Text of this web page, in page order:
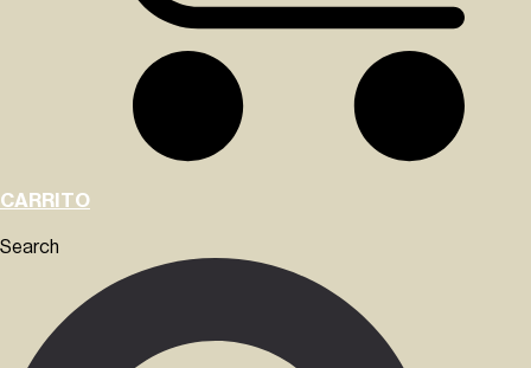
CARRITO
Search